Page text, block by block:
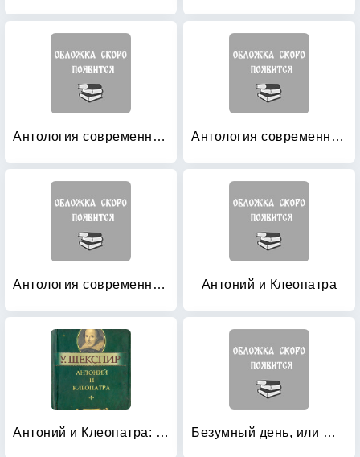
Антология современной британской драматургии Антология современной французской драматургии: Том 2
Антология современной швейцарской драматургии Антоний и Клеопатра
Антоний и Клеопатра: Миниатюрное издание Безумный день, или Женитьба Фигаро